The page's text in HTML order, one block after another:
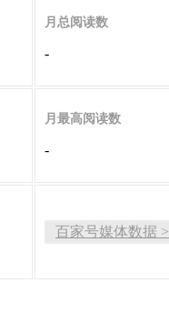
月总阅读数
-
月最高阅读数
-
百家号媒体数据 >